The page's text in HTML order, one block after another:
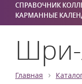
СПРАВОЧНИК
КАРМАННЫЕ
Главная ›